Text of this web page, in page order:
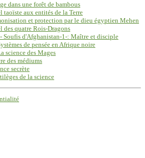
dans une forêt de bambous
taoïste aux entités de la Terre
et protection par le dieu égyptien Mehen
des quatre Rois-Dragons
Soufis d'Afghanistan-1-: Maître et disciple
de pensée en Afrique noire
science des Mages
des médiums
secrète
de la science